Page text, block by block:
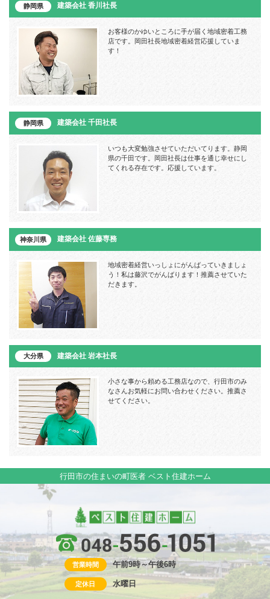
静岡県 建築会社 香川社長
お客様のかゆいところに手が届く地域密着工務
店です。岡田社長地域密着経営応援していま
す！
静岡県 建築会社 千田社長
いつも大変勉強させていただいてります。静岡
県の千田です。岡田社長は仕事を通じ幸せにし
てくれる存在です。応援しています。
神奈川県 建築会社 佐藤専務
地域密着経営いっしょにがんばっていきましょ
う！私は藤沢でがんばります！推薦させていた
だきます。
大分県 建築会社 岩本社長
小さな事から頼める工務店なので、行田市のみ
なさんお気軽にお問い合わせください。推薦さ
せてください。
行田市の住まいの町医者 ベスト住建ホーム
営業時間 午前9時～午後6時
定休日 水曜日